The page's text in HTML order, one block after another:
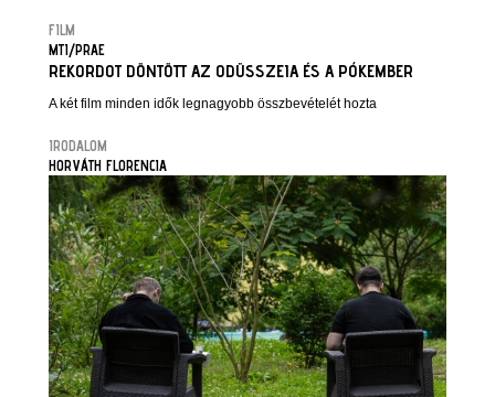
FILM
MTI/PRAE
REKORDOT DÖNTÖTT AZ ODÜSSZEIA ÉS A PÓKEMBER
A két film minden idők legnagyobb összbevételét hozta
IRODALOM
HORVÁTH FLORENCIA